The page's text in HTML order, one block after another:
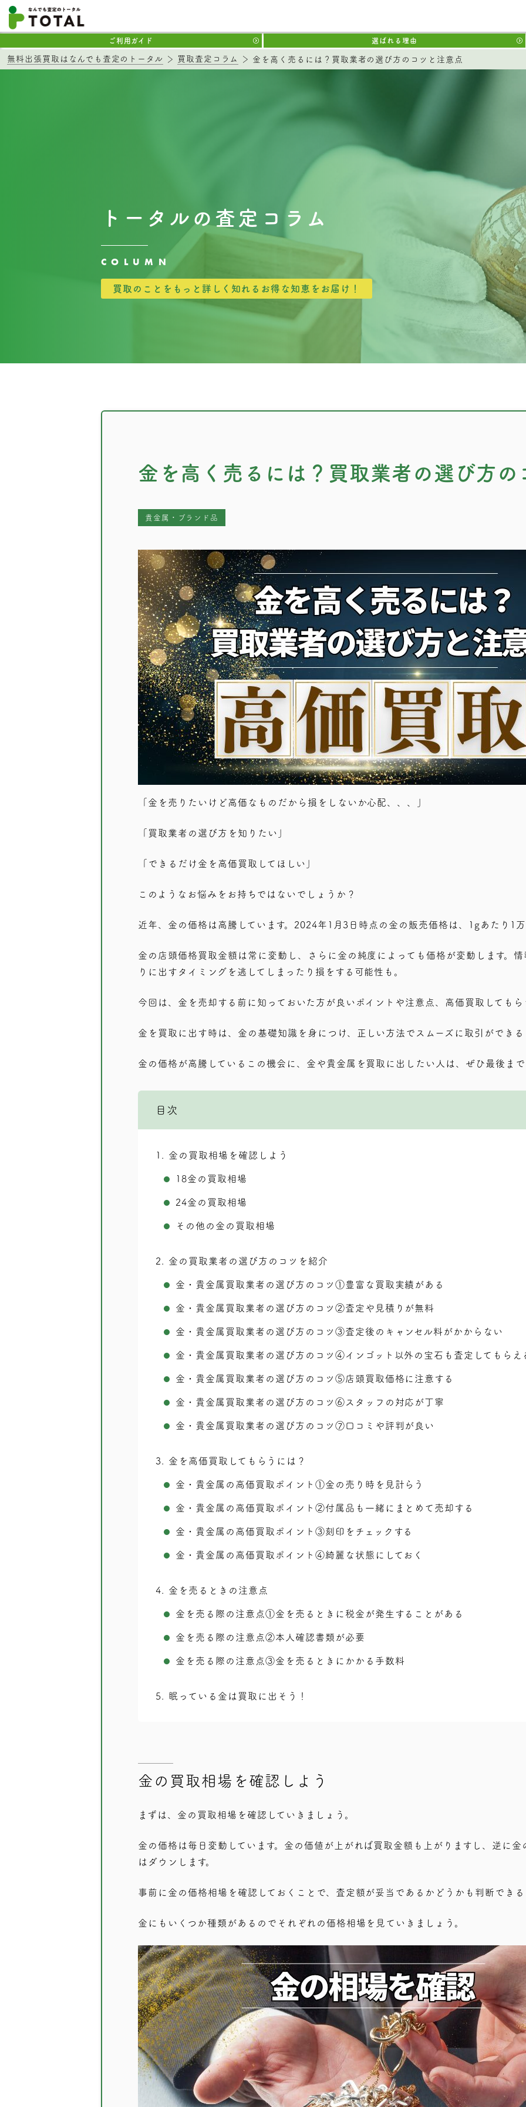
ご利用ガイド 選ばれる理由
無料出張買取はなんでも査定のトータル 買取査定コラム 金を高く売るには？買取業者の選び方のコツと注意点
トータルの査定コラム
COLUMN
買取のことをもっと詳しく知れるお得な知恵をお届け！
金を高く売るには？買取業者の選び方の
貴金属・ブランド品
「金を売りたいけど高価なものだから損をしないか心配、、、」
「買取業者の選び方を知りたい」
「できるだけ金を高価買取してほしい」
このようなお悩みをお持ちではないでしょうか？
近年、金の価格は高騰しています。2024年1月3日時点の金の販売価格は、1gあたり1
金の店頭価格買取金額は常に変動し、さらに金の純度によっても価格が変動します。
りに出すタイミングを逃してしまったり損をする可能性も。
今回は、金を売却する前に知っておいた方が良いポイントや注意点、高価買取しても
金を買取に出す時は、金の基礎知識を身につけ、正しい方法でスムーズに取引ができ
金の価格が高騰しているこの機会に、金や貴金属を買取に出したい人は、ぜひ最後ま
目次
1 金の買取相場を確認しよう
18金の買取相場
24金の買取相場
その他の金の買取相場
2 金の買取業者の選び方のコツを紹介
金・貴金属買取業者の選び方のコツ①豊富な買取実績がある
金・貴金属買取業者の選び方のコツ②査定や見積りが無料
金・貴金属買取業者の選び方のコツ③査定後のキャンセル料がかからない
金・貴金属買取業者の選び方のコツ④インゴット以外の宝石も査定してもらえ
金・貴金属買取業者の選び方のコツ⑤店頭買取価格に注意する
金・貴金属買取業者の選び方のコツ⑥スタッフの対応が丁寧
金・貴金属買取業者の選び方のコツ⑦口コミや評判が良い
3 金を高価買取してもらうには？
金・貴金属の高価買取ポイント①金の売り時を見計らう
金・貴金属の高価買取ポイント②付属品も一緒にまとめて売却する
金・貴金属の高価買取ポイント③刻印をチェックする
金・貴金属の高価買取ポイント④綺麗な状態にしておく
4 金を売るときの注意点
金を売る際の注意点①金を売るときに税金が発生することがある
金を売る際の注意点②本人確認書類が必要
金を売る際の注意点③金を売るときにかかる手数料
5 眠っている金は買取に出そう！
金の買取相場を確認しよう
まずは、金の買取相場を確認していきましょう。
金の価格は毎日変動しています。金の価値が上がれば買取金額も上がりますし、逆に
はダウンします。
事前に金の価格相場を確認しておくことで、査定額が妥当であるかどうかも判断でき
金にもいくつか種類があるのでそれぞれの価格相場を見ていきましょう。